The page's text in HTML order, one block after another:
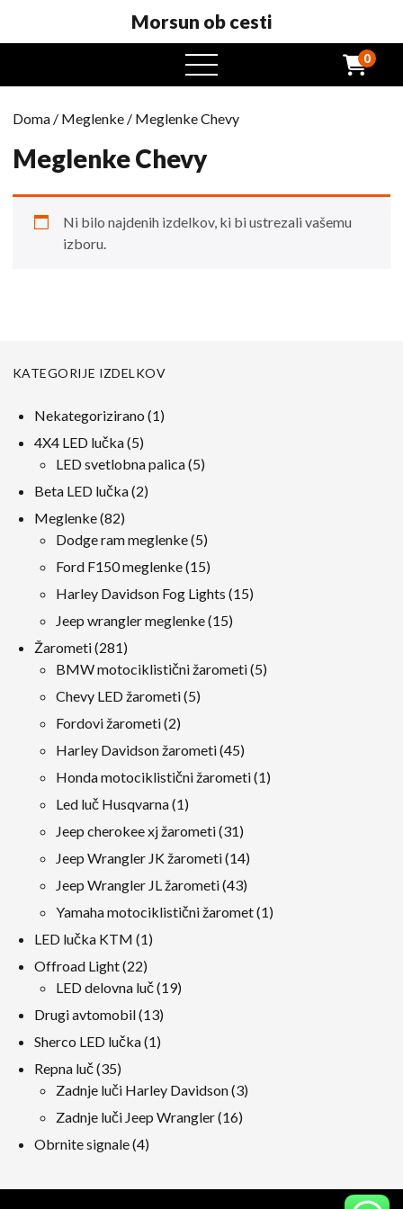
Morsun ob cesti
odprt
meni
0
Doma / Meglenke / Meglenke Chevy
Meglenke Chevy
Ni bilo najdenih izdelkov, ki bi ustrezali vašemu
izboru.
KATEGORIJE IZDELKOV
Nekategorizirano 11
4X4 LED lučka 55
izdelki
LED svetlobna palica 55
Beta LED lučka 22
Meglenke 8282
izdelki
Dodge ram meglenke 55
izdelki
Ford F150 meglenke 1515
izdelki
Harley Davidson Fog Lights 1515
Jeep wrangler meglenke 1515
Žarometi 281281
izdelki
BMW motociklistični žarometi 55
Chevy LED žarometi 55
Fordovi žarometi 22
izdelki
Harley Davidson žarometi 4545
izdelki
Honda motociklistični žarometi 11
Led luč Husqvarna 11
izdelek
Jeep cherokee xj žarometi 3131
izdelki
Jeep Wrangler JK žarometi 1414
izdelki
Jeep Wrangler JL žarometi 4343
izdelki
Yamaha motociklistični žaromet 11
LED lučka KTM 11
Offroad Light 2222
izdelki
LED delovna luč 1919
Drugi avtomobil 1313
izdelki
Sherco LED lučka 11
Repna luč 3535
izdelki
Zadnje luči Harley Davidson 33
Zadnje luči Jeep Wrangler 1616
Obrnite signale 44